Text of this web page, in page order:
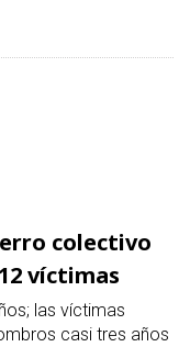
colectivo
víctimas
las víctimas
casi tres años